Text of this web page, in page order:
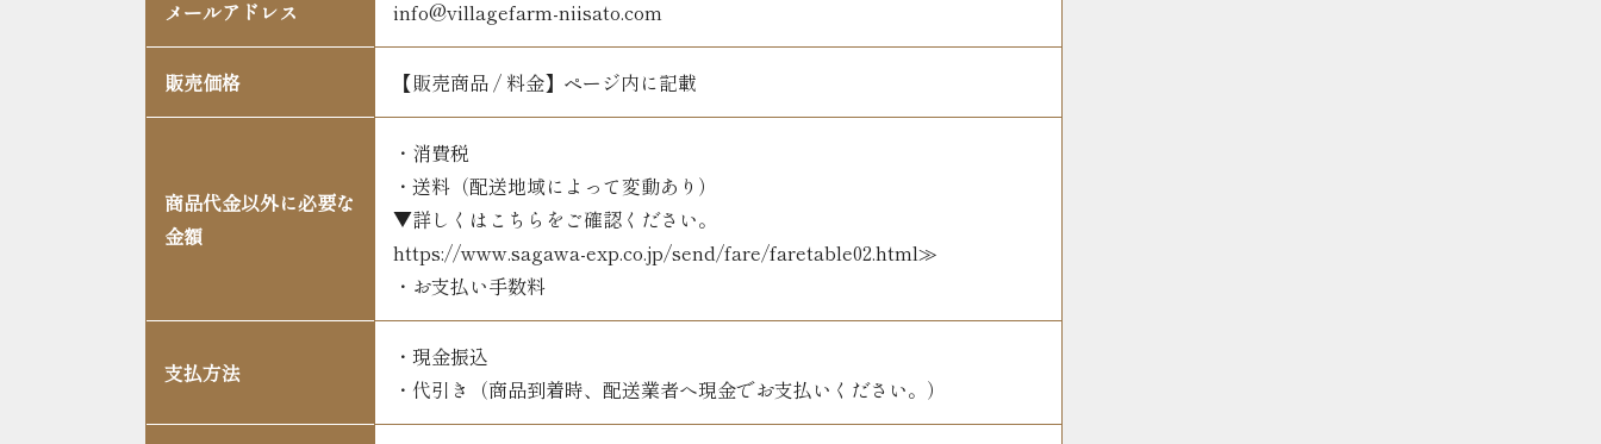
メールアドレス info@villagefarm-niisato.com
販売価格 【販売商品 / 料金】ページ内に記載
商品代金以外に必要な
金額
・消費税
・送料（配送地域によって変動あり）
▼詳しくはこちらをご確認ください。
https://www.sagawa-exp.co.jp/send/fare/faretable02.html≫
・お支払い手数料
支払方法
・現金振込
・代引き（商品到着時、配送業者へ現金でお支払いください。）